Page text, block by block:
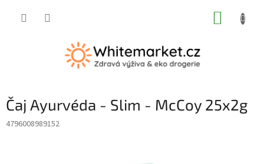
Čaj Ayurvéda - Slim - McCoy 25x2g
4796008989152